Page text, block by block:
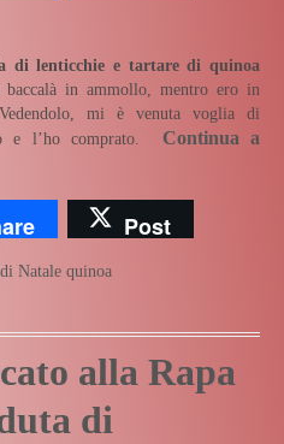
di lenticchie e tartare di quinoa
baccalà in ammollo, mentro ero in
mi è venuta voglia di
e l’ho comprato. Continua a
Post
Natale quinoa
alla Rapa
di